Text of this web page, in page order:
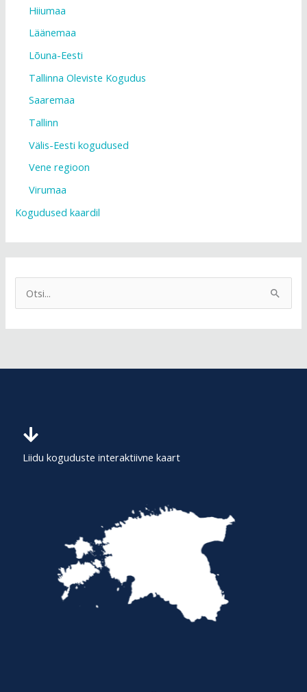
Hiiumaa
Läänemaa
Lõuna-Eesti
Tallinna Oleviste Kogudus
Saaremaa
Tallinn
Välis-Eesti kogudused
Vene regioon
Virumaa
Kogudused kaardil
Liidu koguduste interaktiivne kaart